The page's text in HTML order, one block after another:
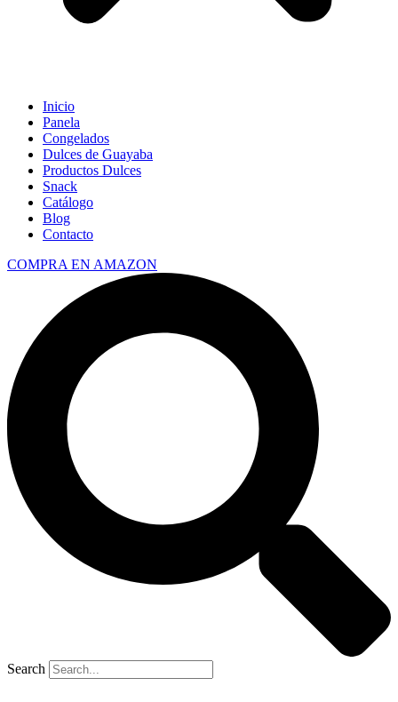
Inicio
Panela
Congelados
Dulces de Guayaba
Productos Dulces
Snack
Catálogo
Blog
Contacto
COMPRA EN AMAZON
Search